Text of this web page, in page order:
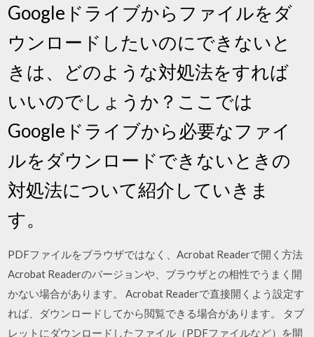
Googleドライブからファイルをダ
ウンロードしたいのにできないと
きは、どのような対処法をすれば
いいのでしょうか？ここでは
Googleドライブから必要なファイ
ルをダウンロードできないときの
対処法について紹介していきま
す。
PDFファイルをブラウザではなく、Acrobat Readerで開く方法
Acrobat Readerのバージョンや、ブラウザとの相性でうまく開
かない場合があります。 Acrobat Readerで直接開くよう設定す
れば、ダウンロードしてから閲覧できる場合があります。 タブ
レットにダウンロードしたファイル（PDFファイルなど）を開